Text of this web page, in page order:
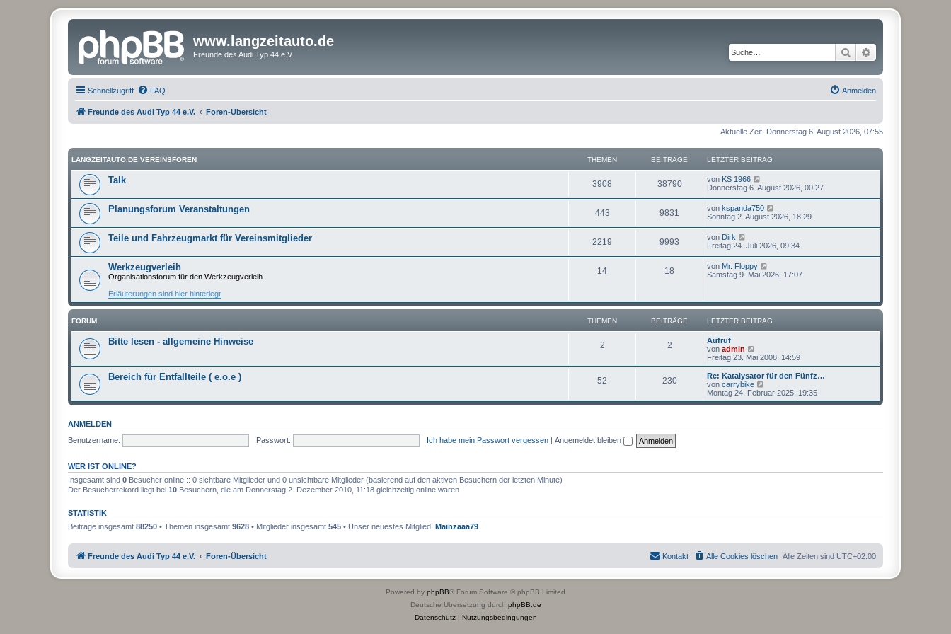
www.langzeitauto.de
Freunde des Audi Typ 44 e.V. Suche
Schnellzugriff FAQ Anmelden
Freunde des Audi Typ 44 e.V. Foren-Übersicht
Aktuelle Zeit: Donnerstag 6. August 2026, 07:55
LANGZEITAUTO.DE VEREINSFOREN THEMEN BEITRÄGE LETZTER BEITRAG
Talk 3908 38790 von KS 1966
e
e
s
t
e
B
e
i
t
r
Donnerstag 6. August 2026, 00:27
Planungsforum Veranstaltungen 443 9831 von kspanda750
e
s
t
e
B
t
r
Sonntag 2. August 2026, 18:29
Teile und Fahrzeugmarkt für Vereinsmitglieder 2219 9993 von Dirk
e
s
B
i
t
a
g
Freitag 24. Juli 2026, 09:34
Werkzeugverleih
Organisationsforum für den Werkzeugverleih
Erläuterungen sind hier hinterlegt
14 18 von Mr. Floppy
e
t
r
B
t
r
a
Samstag 9. Mai 2026, 17:07
FORUM THEMEN BEITRÄGE LETZTER BEITRAG
Bitte lesen - allgemeine Hinweise 2 2
Aufruf
von admin
e
u
e
s
t
r
i
Freitag 23. Mai 2008, 14:59
Bereich für Entfallteile ( e.o.e ) 52 230
Re: Katalysator für den Fünfz…
von carrybike
e
u
Montag 24. Februar 2025, 19:35
ANMELDEN
Benutzername:
Passwort: Ich habe mein Passwort vergessen | Angemeldet bleiben
WER IST ONLINE?
Insgesamt sind 0 Besucher online :: 0 sichtbare Mitglieder und 0 unsichtbare Mitglieder (basierend auf den aktiven Besuchern der letzten Minute)
Der Besucherrekord liegt bei 10 Besuchern, die am Donnerstag 2. Dezember 2010, 11:18 gleichzeitig online waren.
STATISTIK
Beiträge insgesamt 88250 • Themen insgesamt 9628 • Mitglieder insgesamt 545 • Unser neuestes Mitglied: Mainzaaa79
Freunde des Audi Typ 44 e.V. Foren-Übersicht Alle Zeiten sind UTC+02:00
Alle Cookies löschen
Kontakt
Powered by phpBB® Forum Software © phpBB Limited
Deutsche Übersetzung durch phpBB.de
Datenschutz| Nutzungsbedingungen